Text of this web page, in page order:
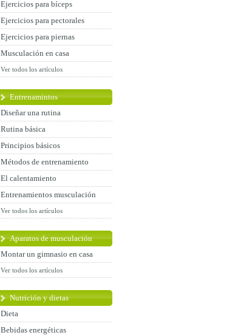
Ejercicios para bíceps
Ejercicios para pectorales
Ejercicios para piernas
Musculación en casa
Ver todos los artículos
Entrenamintos
Diseñar una rutina
Rutina básica
Principios básicos
Métodos de entrenamiento
El calentamiento
Entrenamientos musculación
Ver todos los artículos
Aparatos de musculación
Montar un gimnasio en casa
Ver todos los artículos
Nutrición y dietas
Dieta
Bebidas energéticas